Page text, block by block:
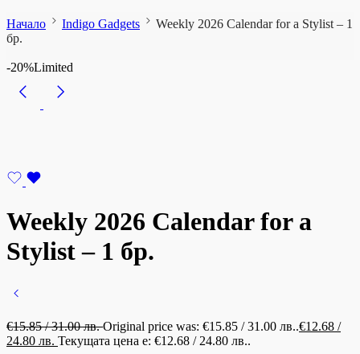
Начало Indigo Gadgets
Weekly 2026 Calendar for a Stylist – 1
бр.
-20%Limited
Weekly 2026 Calendar for a
Stylist – 1 бр.
€15.85/ 31.00 лв.Original price was: €15.85 / 31.00 лв..€12.68 /
24.80 лв. Текущата цена е: €12.68 / 24.80 лв..